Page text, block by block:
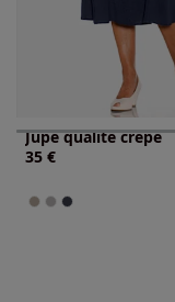
Jupe qualité crêpe
35 €